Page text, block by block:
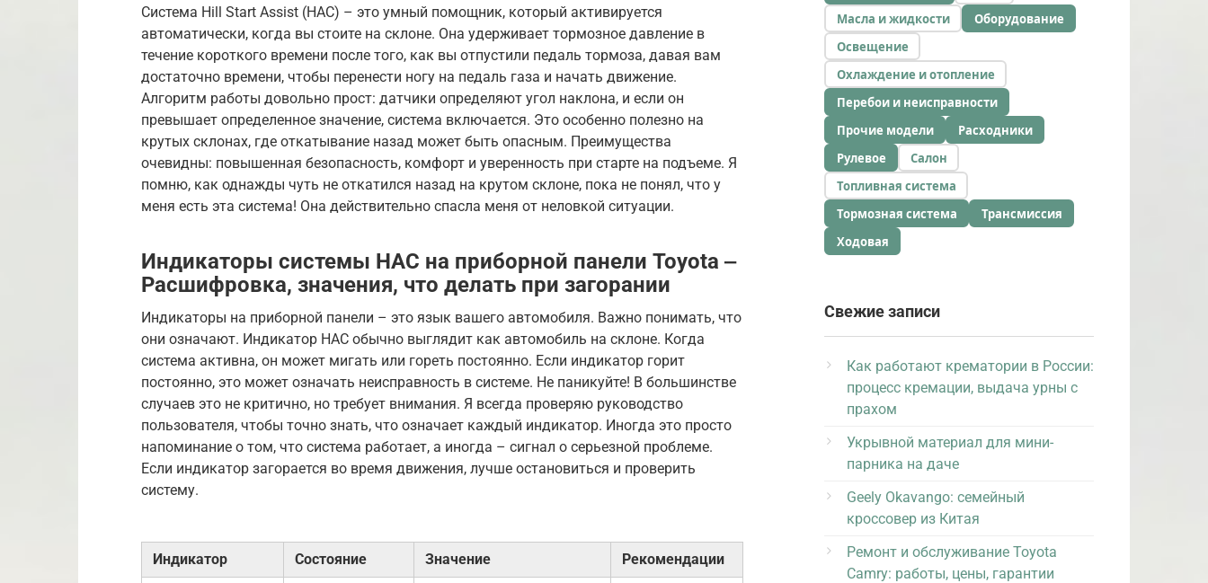
Система Hill Start Assist (HAC) – это умный помощник, который активируется
автоматически, когда вы стоите на склоне. Она удерживает тормозное давление в
течение короткого времени после того, как вы отпустили педаль тормоза, давая вам
достаточно времени, чтобы перенести ногу на педаль газа и начать движение.
Алгоритм работы довольно прост: датчики определяют угол наклона, и если он
превышает определенное значение, система включается. Это особенно полезно на
крутых склонах, где откатывание назад может быть опасным. Преимущества
очевидны: повышенная безопасность, комфорт и уверенность при старте на подъеме. Я
помню, как однажды чуть не откатился назад на крутом склоне, пока не понял, что у
меня есть эта система! Она действительно спасла меня от неловкой ситуации.
Индикаторы системы HAC на приборной панели Toyota ‒
Расшифровка, значения, что делать при загорании
Индикаторы на приборной панели – это язык вашего автомобиля. Важно понимать, что
они означают. Индикатор HAC обычно выглядит как автомобиль на склоне. Когда
система активна, он может мигать или гореть постоянно. Если индикатор горит
постоянно, это может означать неисправность в системе. Не паникуйте! В большинстве
случаев это не критично, но требует внимания. Я всегда проверяю руководство
пользователя, чтобы точно знать, что означает каждый индикатор. Иногда это просто
напоминание о том, что система работает, а иногда – сигнал о серьезной проблеме.
Если индикатор загорается во время движения, лучше остановиться и проверить
систему.
Индикатор Состояние Значение Рекомендации
Масла и жидкости
Оборудование
Освещение
Охлаждение и отопление
Перебои и неисправности
Прочие модели
Расходники
Рулевое
Салон
Топливная система
Тормозная система
Трансмиссия
Ходовая
Свежие записи
Как работают крематории в России:
процесс кремации, выдача урны с
прахом
Укрывной материал для мини-
парника на даче
Geely Okavango: семейный
кроссовер из Китая
Ремонт и обслуживание Toyota
Camry: работы, цены, гарантии